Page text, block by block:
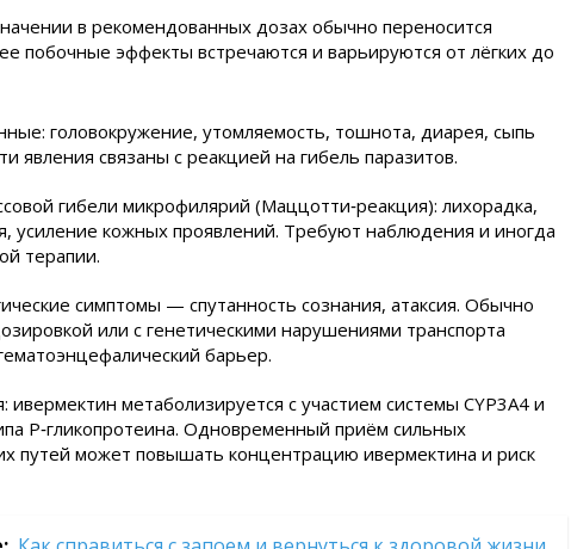
в рекомендованных дозах обычно переносится
побочные эффекты встречаются и варьируются от лёгких до
головокружение, утомляемость, тошнота, диарея, сыпь
явления связаны с реакцией на гибель паразитов.
гибели микрофилярий (Маццотти‑реакция): лихорадка,
усиление кожных проявлений. Требуют наблюдения и иногда
терапии.
симптомы — спутанность сознания, атаксия. Обычно
или с генетическими нарушениями транспорта
барьер.
ивермектин метаболизируется с участием системы CYP3A4 и
P‑гликопротеина. Одновременный приём сильных
путей может повышать концентрацию ивермектина и риск